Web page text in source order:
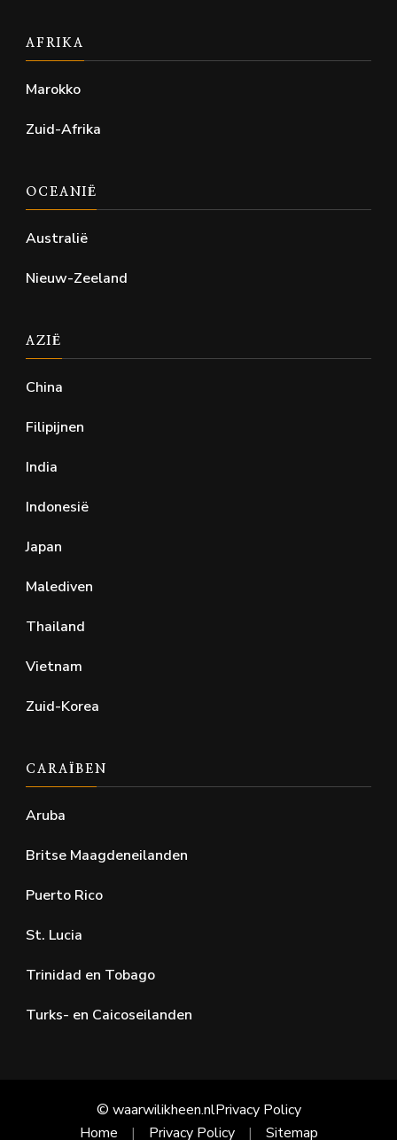
AFRIKA
Marokko
Zuid-Afrika
OCEANIË
Australië
Nieuw-Zeeland
AZIË
China
Filipijnen
India
Indonesië
Japan
Malediven
Thailand
Vietnam
Zuid-Korea
CARAÏBEN
Aruba
Britse Maagdeneilanden
Puerto Rico
St. Lucia
Trinidad en Tobago
Turks- en Caicoseilanden
© waarwilikheen.nlPrivacy Policy
Home
Privacy Policy Sitemap